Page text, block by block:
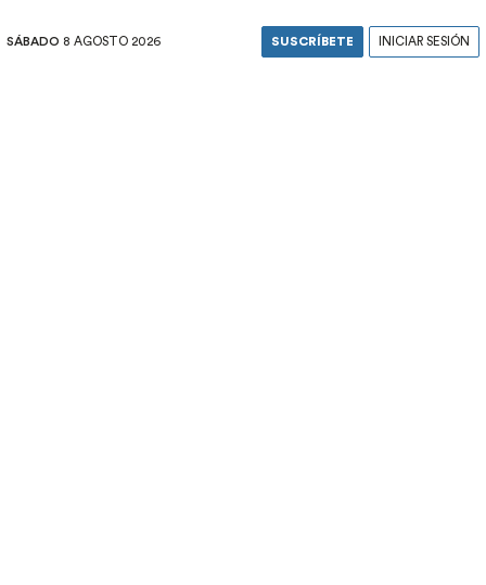
SÁBADO 8 AGOSTO 2026 SUSCRÍBETE INICIAR SESIÓN